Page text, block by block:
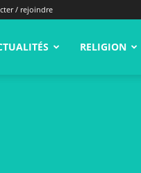
/ rejoindre
RELIGION